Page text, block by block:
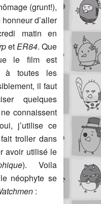
(grunt!),
honneur d’aller
matin en
etER84. Que
le film est
à toutes les
il faut
quelques
connaissent
j’utilise ce
troller dans
avoir utilisé le
). Voila
néophyte se
: